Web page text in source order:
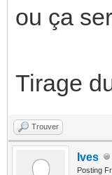
ou ça
Tirage
Trouver
Ives
Posting